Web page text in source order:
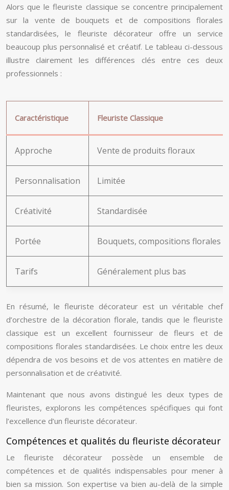
Alors que le fleuriste classique se concentre principalement
sur la vente de bouquets et de compositions florales
standardisées, le fleuriste décorateur offre un service
beaucoup plus personnalisé et créatif. Le tableau ci-dessous
illustre clairement les différences clés entre ces deux
professionnels :
Caractéristique Fleuriste Classique
Approche Vente de produits floraux
Personnalisation Limitée
Créativité Standardisée
Portée Bouquets, compositions florales
Tarifs Généralement plus bas
En résumé, le fleuriste décorateur est un véritable chef
d’orchestre de la décoration florale, tandis que le fleuriste
classique est un excellent fournisseur de fleurs et de
compositions florales standardisées. Le choix entre les deux
dépendra de vos besoins et de vos attentes en matière de
personnalisation et de créativité.
Maintenant que nous avons distingué les deux types de
fleuristes, explorons les compétences spécifiques qui font
l’excellence d’un fleuriste décorateur.
Compétences et qualités du fleuriste décorateur
Le fleuriste décorateur possède un ensemble de
compétences et de qualités indispensables pour mener à
bien sa mission. Son expertise va bien au-delà de la simple